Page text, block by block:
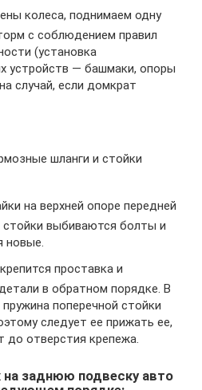
колеса, поднимаем одну
с соблюдением правил
(установка
устройств — башмаки, опоры
случай, если домкрат
шланги и стойки
на верхней опоре передней
стойки выбиваются болты и
новые.
проставка и
в обратном порядке. В
поперечной стойки
следует ее прижать ее,
до отверстия крепежа.
на заднюю подвеску авто